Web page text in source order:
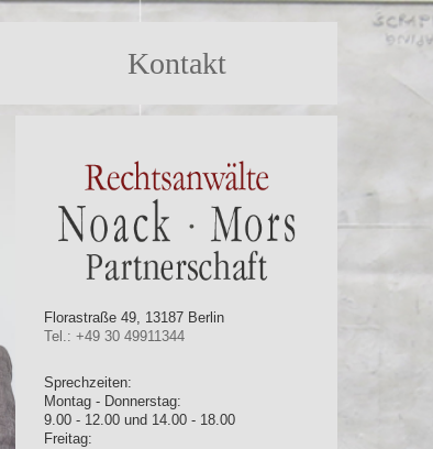
Kontakt
Florastraße 49, 13187 Berlin
Tel.: +49 30 49911344
Sprechzeiten:
Montag - Donnerstag:
9.00 - 12.00 und 14.00 - 18.00
Freitag: